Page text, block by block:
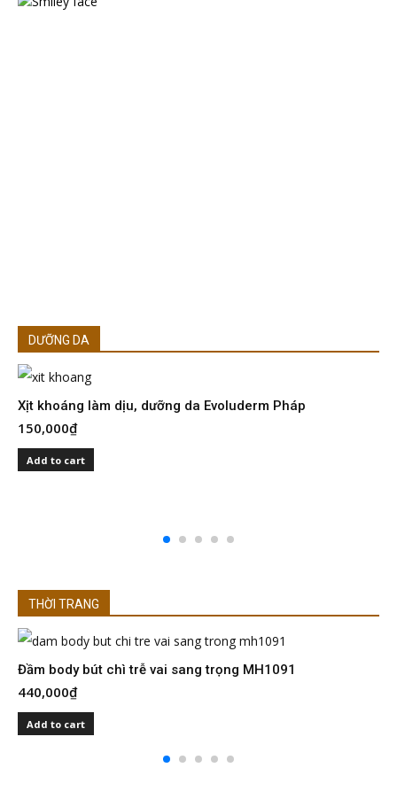
DƯỠNG DA
Xịt khoáng làm dịu, dưỡng da Evoluderm Pháp
150,000₫
Add to cart
THỜI TRANG
Đầm body bút chì trễ vai sang trọng MH1091
440,000₫
Add to cart